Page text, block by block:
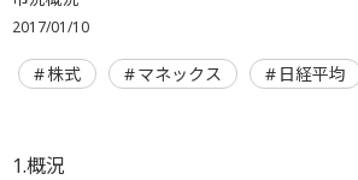
2017/01/10
株式 マネックス 日経平均
1.概況